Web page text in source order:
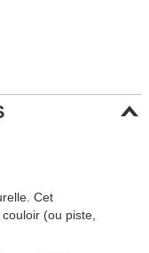
Cet
(ou piste,